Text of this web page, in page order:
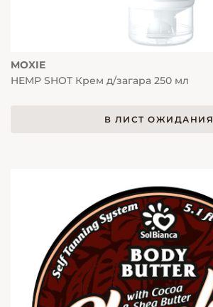
MOXIE
HEMP SHOT Крем д/загара 250 мл
В ЛИСТ ОЖИДАНИЯ